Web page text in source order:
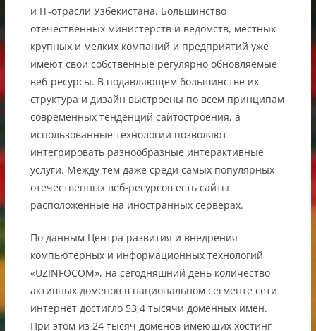
и IT-отрасли Узбекистана. Большинство
отечественных министерств и ведомств, местных
крупных и мелких компаний и предприятий уже
имеют свои собственные регулярно обновляемые
веб-ресурсы. В подавляющем большинстве их
структура и дизайн выстроены по всем принципам
современных тенденций сайтостроения, а
использованные технологии позволяют
интегрировать разнообразные интерактивные
услуги. Между тем даже среди самых популярных
отечественных веб-ресурсов есть сайты
расположенные на иностранных серверах.
По данным Центра развития и внедрения
компьютерных и информационных технологий
«UZINFOCOM», на сегодняшний день количество
активных доменов в национальном сегменте сети
интернет достигло 53,4 тысячи доменных имен.
При этом из 24 тысяч доменов имеющих хостинг